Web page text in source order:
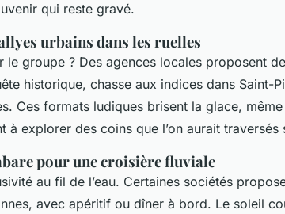
qui reste gravé.
urbains dans les ruelles
le groupe ? Des agences locales proposent
historique, chasse aux indices dans Saint-
Ces formats ludiques brisent la glace,
à explorer des coins que l’on aurait
pour une croisière fluviale
au fil de l’eau. Certaines sociétés
avec apéritif ou dîner à bord. Le soleil